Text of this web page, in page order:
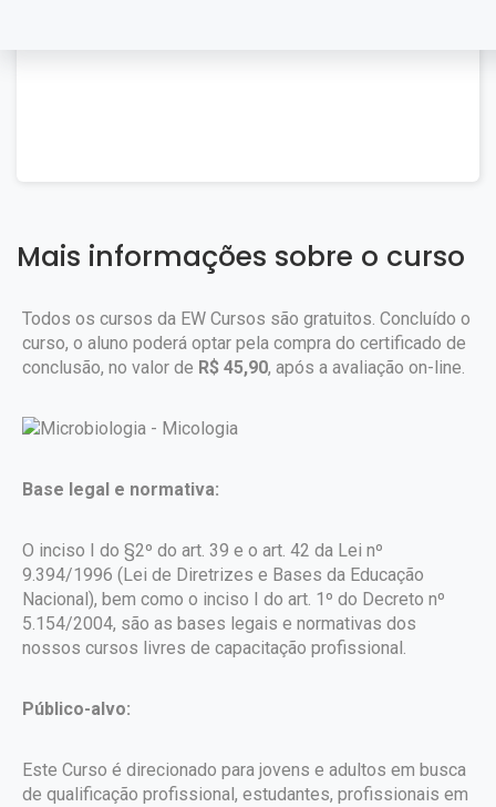
Mais informações sobre o curso
Todos os cursos da EW Cursos são gratuitos. Concluído o
curso, o aluno poderá optar pela compra do certificado de
conclusão, no valor de R$ 45,90, após a avaliação on-line.
Base legal e normativa:
O inciso I do §2º do art. 39 e o art. 42 da Lei nº
9.394/1996 (Lei de Diretrizes e Bases da Educação
Nacional), bem como o inciso I do art. 1º do Decreto nº
5.154/2004, são as bases legais e normativas dos
nossos cursos livres de capacitação profissional.
Público-alvo:
Este Curso é direcionado para jovens e adultos em busca
de qualificação profissional, estudantes, profissionais em